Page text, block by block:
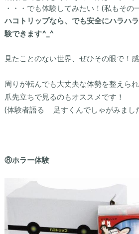
・・・でも体験してみたい！(私もその
ハコトリップなら、でも安全にハラハ
験できます^_^
見たことのない世界、ぜひその眼で！
周りが転んでも大丈夫な体勢を整えられ
爪先立ちで見るのもオススメです！
(体験者語る 足すくんでしゃがみまし
⑧ホラー体験